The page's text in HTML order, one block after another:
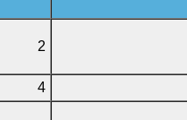
2
4